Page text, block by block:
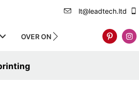
lt@leadtech.ltd
OVER ONS